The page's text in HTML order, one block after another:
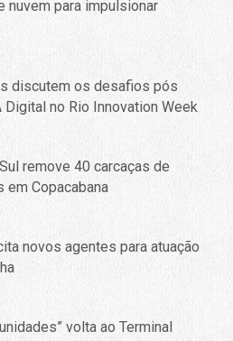
para impulsionar
discutem os desafios pós
Digital no Rio Innovation Week
remove 40 carcaças de
em Copacabana
novos agentes para atuação
volta ao Terminal